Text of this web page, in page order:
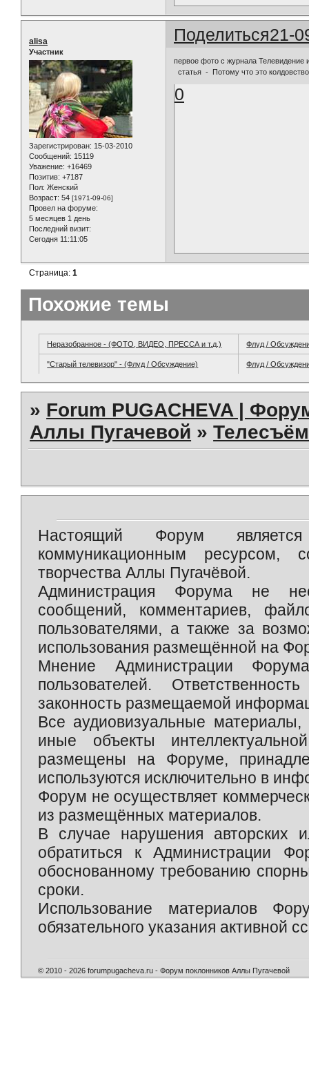
Поделиться21-
alisa
Участник
Зарегистрирован: 15-03-2010
Сообщений: 15119
Уважение: +16469
Позитив: +7187
Пол: Женский
Возраст: 54 [1971-09-06]
Провел на форуме:
5 месяцев 1 день
Последний визит:
Сегодня 11:11:05
первое фото с журнала
статья - Потому что это колдовство
0
Страница:1
Похожие темы
Неразобранное - (ФОТО, ВИДЕО, ПРЕССА и т.д.) Флуд /
"Старый телевизор" - (Флуд / Обсуждение) Флуд /
» Forum PUGACHEVA |
Аллы Пугачевой »
Настоящий Форум является
коммуникационным ресурсом,
творчества Аллы Пугачёвой.
Администрация Форума не
сообщений, комментариев,
пользователями, а также за
использования размещённой на
Мнение Администрации
пользователей.
законность размещаемой
Все аудиовизуальные
иные объекты
размещены на Форуме,
используются исключительно в
Форум не осуществляет
из размещённых материалов.
В случае нарушения авторских
обратиться к Администрации
обоснованному требованию
сроки.
Использование материалов
обязательного указания активной
© 2010 - 2026 forumpugacheva.ru - Форум поклонников Аллы Пугачевой